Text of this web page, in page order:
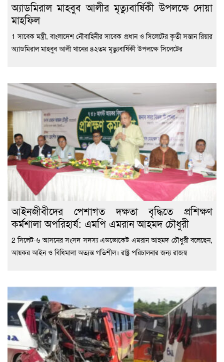
অ্যাডমিরাল মাহবুব আলীর মৃত্যুবার্ষিকী উপলক্ষে দোয়া
মাহফিল
1 সাবেক মন্ত্রী, বাংলাদেশ নৌবাহিনীর সাবেক প্রধান ও সিলেটের কৃতী সন্তান রিয়ার
অ্যাডমিরাল মাহবুব আলী খানের ৪২তম মৃত্যুবার্ষিকী উপলক্ষে সিলেটের
‎আইনজীবীদের পেশাগত দক্ষতা বৃদ্ধিতে প্রশিক্ষণ
কর্মশালা অপরিহার্য: এমপি এমরান আহমদ চৌধুরী
2 ‎সিলেট-৬ আসনের সংসদ সদস্য এডভোকেট এমরান আহমদ চৌধুরী বলেছেন,
আয়কর আইন ও বিধিমালা অত্যন্ত গতিশীল। রাষ্ট্র পরিচালনার জন্য রাজস্ব